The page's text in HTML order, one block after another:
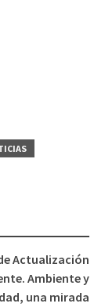
Actualización
Ambiente y
una mirada